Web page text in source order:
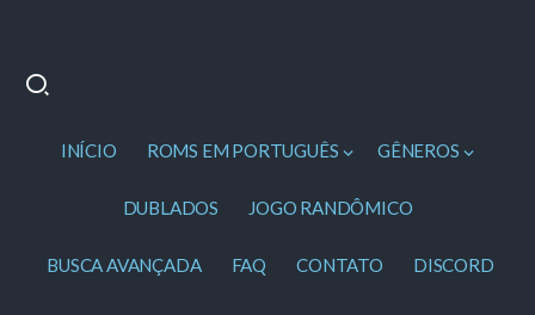
INÍCIO ROMS EM PORTUGUÊS GÊNEROS
DUBLADOS JOGO RANDÔMICO
BUSCA AVANÇADA FAQ CONTATO DISCORD